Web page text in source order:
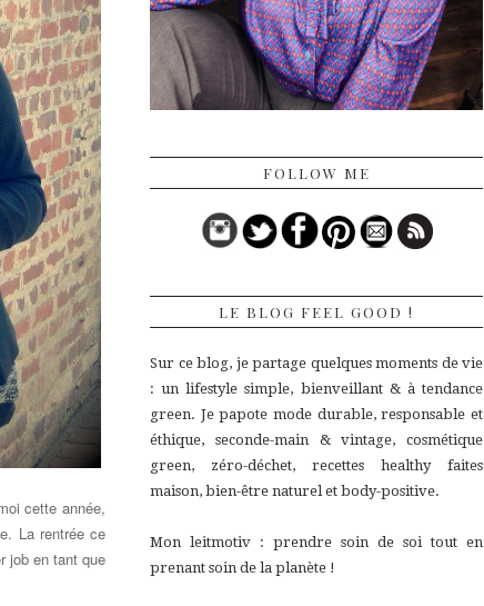
cette année,
La rentrée ce
job en tant que
FOLLOW ME
LE BLOG FEEL GOOD !
Sur ce blog, je partage quelques moments de vie
:unlifestyle simple, bienveillant & à tendance
green. Je papote mode durable, responsable et
éthique, seconde-main & vintage, cosmétique
green, zéro-déchet, recettes healthy faites
maison, bien-être naturel et body-positive.
Mon leitmotiv : prendre soin de soi tout en
prenant soin de la planète !